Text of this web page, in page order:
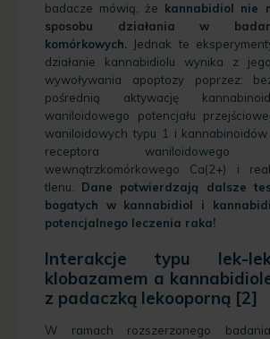
badacze mówią, że kannabidiol nie
sposobu działania w
komórkowych.
Jednak te
działanie kannabidiolu wynika z
wywoływania apoptozy poprzez:
pośrednią aktywację
waniloidowego potencjału
waniloidowych typu 1 i
receptora waniloidowego
wewnątrzkomórkowego Ca(2+) i
tlenu. Dane potwierdzają dalsze
bogatych w kannabidiol i
potencjalnego leczenia raka!
Interakcje typu lek-
klobazamem a
z padaczką lekooporną [2]
W ramach rozszerzonego